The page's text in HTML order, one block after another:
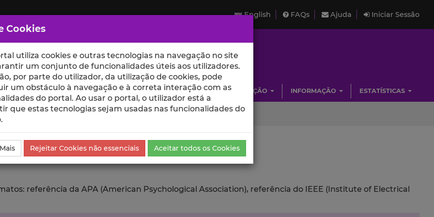
English FAQs Ajuda Iniciar Sessão
ESCOLAS UNIDADES INVESTIGAÇÃO INFORMAÇÃO ESTATÍSTICAS
Exportar
referência da APA (American Psychological Association), referência do IEEE (Institute of Electrical
Cookies
utiliza cookies e outras tecnologias na navegação no site
um conjunto de funcionalidades úteis aos utilizadores.
por parte do utilizador, da utilização de cookies, pode
um obstáculo à navegação e à correta interação com as
do portal. Ao usar o portal, o utilizador está a
que estas tecnologias sejam usadas nas funcionalidades do
Rejeitar Cookies não essenciais Aceitar todos os Cookies